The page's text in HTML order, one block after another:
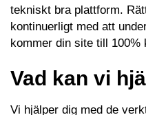
tekniskt bra plattform.
kontinuerligt med att
kommer din site till 100%
Vad kan vi
Vi hjälper dig med de